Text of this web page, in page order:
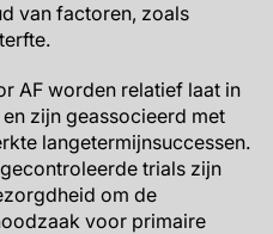
van factoren, zoals
AF worden relatief laat in
zijn geassocieerd met
langetermijnsuccessen.
trials zijn
om de
voor primaire